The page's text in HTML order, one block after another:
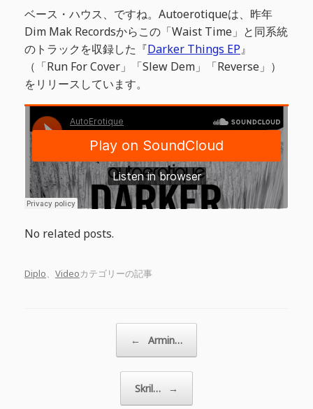
ベース・ハウス、ですね。Autoerotiqueは、昨年
Dim Mak Recordsからこの「Waist Time」と同系統
のトラックを収録した『Darker Things EP』
（「Run For Cover」「Slew Dem」「Reverse」）
をリリースしています。
No related posts.
Diplo、 Videoカテゴリーの記事
← Armin…
Skril… →